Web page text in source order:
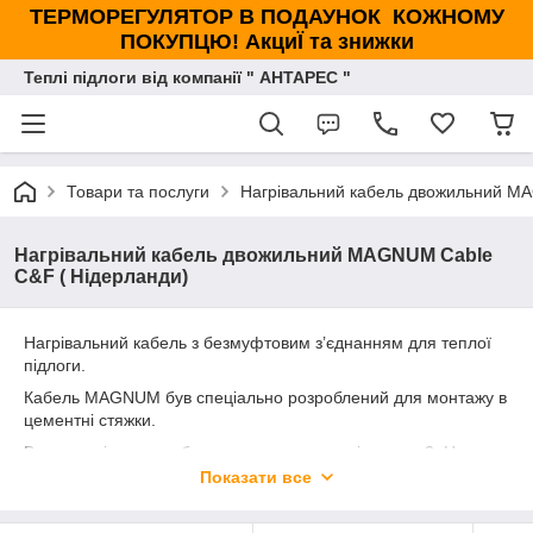
ТЕРМОРЕГУЛЯТОР В ПОДАУНОК КОЖНОМУ
ПОКУПЦЮ! АкциЇ та знижки
Теплі підлоги від компанії " АНТАРЕС "
Товари та послуги Нагрівальний кабель двожильний
Нагрівальний кабель двожильний MAGNUM Cable
C&F ( Нідерланди)
Нагрівальний кабель з безмуфтовим з’єднанням для теплої
підлоги.
Кабель MAGNUM був спеціально розроблений для монтажу в
цементні стяжки.
Взаємна відстань кабелю визначає потужність на м2. Це дає
вам свободу встановлювати більше потужності (швидша
постійних або низьких температур). Оскільки кабель
Показати все